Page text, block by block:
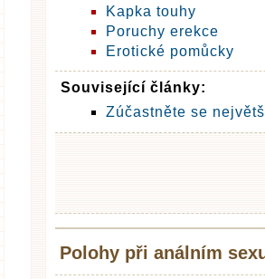
Kapka touhy
Poruchy erekce
Erotické pomůcky
Související články:
Zúčastněte se
Polohy při análním